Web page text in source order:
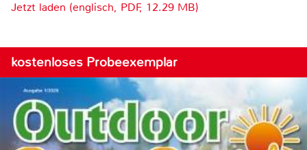
Jetzt laden (englisch, PDF, 12.29 MB)
kostenloses Probeexemplar